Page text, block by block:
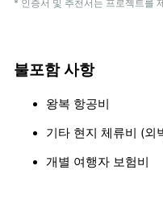
* 인증서 및 추천서는 프로젝트를
불포함 사항
왕복 항공비
기타 현지 체류비 (외
개별 여행자 보험비